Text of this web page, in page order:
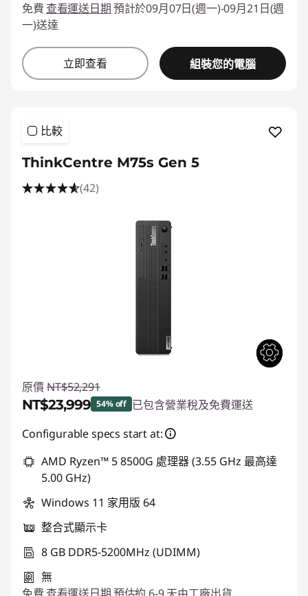
免費 查看運送日期預計於09月07日(週一)-09月21日(週
一)送達
立即查看 組裝您的電腦
比較
ThinkCentre M75s Gen 5
(42)
原價 NT$52,291
NT$23,999 54% off 已包含營業稅及免費運送
即時折扣： :-NT$28,292
Configurable specs start at:
AMD Ryzen™ 5 8500G 處理器 (3.55 GHz 最高達
5.00 GHz)
Windows 11 家用版 64
整合式顯示卡
8 GB DDR5-5200MHz (UDIMM)
無